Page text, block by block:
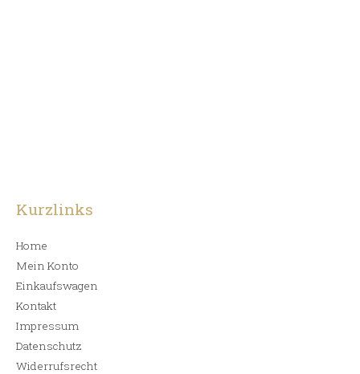
Kurzlinks
Home
Mein Konto
Einkaufswagen
Kontakt
Impressum
Datenschutz
Widerrufsrecht